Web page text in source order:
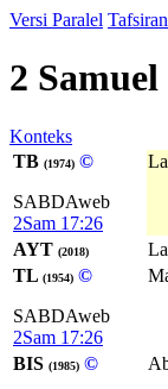
Versi Paralel
2
Konteks
TB (1974) ©
SABDAweb
2Sam 17:26
AYT (2018)
TL (1954) ©
SABDAweb
2Sam 17:26
BIS (1985) ©